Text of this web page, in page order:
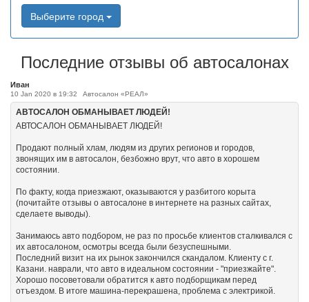
Выберите город
Последние отзывы об автосалонах
Иван
10 Jan 2020 в 19:32 Автосалон «РЕАЛ»
АВТОСАЛОН ОБМАНЫВАЕТ ЛЮДЕЙ!
АВТОСАЛОН ОБМАНЫВАЕТ ЛЮДЕЙ!
Продают полный хлам, людям из других регионов и городов,
звонящих им в автосалон, безбожно врут, что авто в хорошем
состоянии.
По факту, когда приезжают, оказываются у разбитого корыта
(почитайте отзывы о автосалоне в интернете на разных сайтах,
сделаете выводы).
Занимаюсь авто подбором, не раз по просьбе клиентов сталкивался с
их автосалоном, осмотры всегда были безуспешными.
Последний визит на их рынок закончился скандалом. Клиенту с г.
Казани. наврали, что авто в идеальном состоянии - "приезжайте".
Хорошо посоветовали обратится к авто подборщикам перед
отъездом. В итоге машина-перекрашена, проблема с электрикой.